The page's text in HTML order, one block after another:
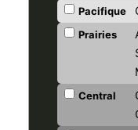
Pacifique
Prairies
Central